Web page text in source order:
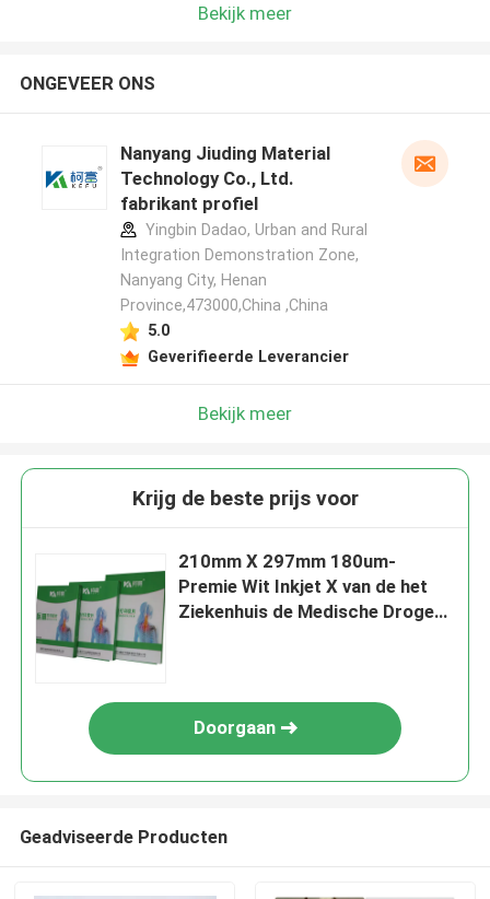
Bekijk meer
ONGEVEER ONS
Nanyang Jiuding Material
Technology Co., Ltd.
fabrikant profiel
Yingbin Dadao, Urban and Rural
Integration Demonstration Zone,
Nanyang City, Henan
Province,473000,China ,China
5.0
Geverifieerde Leverancier
Bekijk meer
Krijg de beste prijs voor
210mm X 297mm 180um-
Premie Wit Inkjet X van de het
Ziekenhuis de Medische Droge
Doorgaan
Geadviseerde Producten